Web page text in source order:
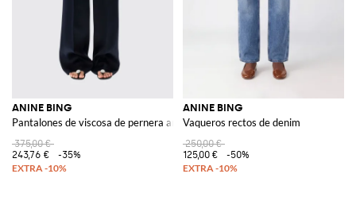
ANINE BING
Pantalones de viscosa de pernera ancha
375,00 €
243,76 €
-35%
ANINE BING
Vaqueros rectos de denim
250,00 €
125,00 €
-50%